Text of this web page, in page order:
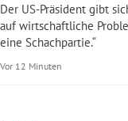
Der US-Präsident gibt
auf wirtschaftliche
eine Schachpartie.“
Vor 12 Minuten